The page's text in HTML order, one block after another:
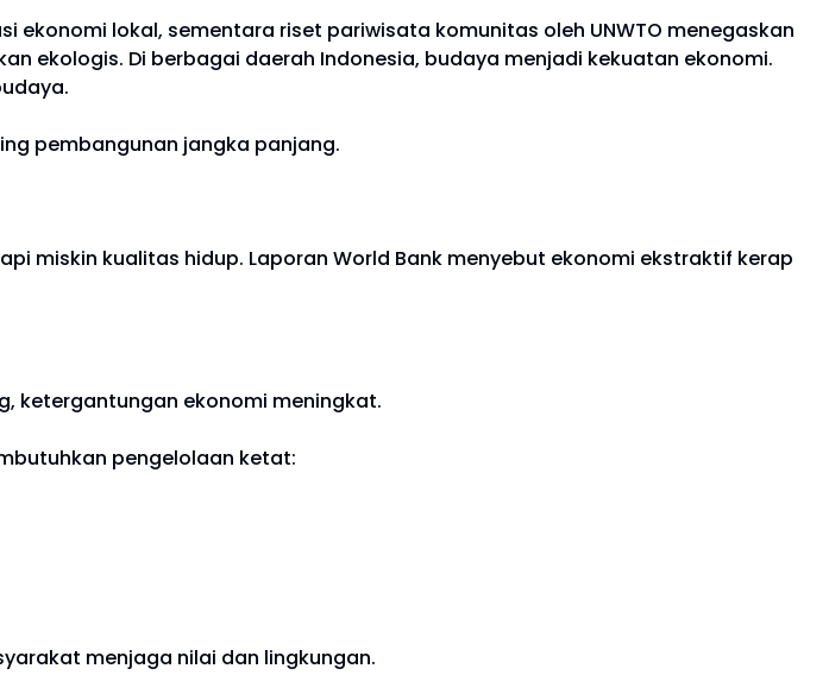
ekonomi lokal, sementara riset pariwisata komunitas oleh UNWTO menegaskan
ekologis. Di berbagai daerah Indonesia, budaya menjadi kekuatan ekonomi.
pembangunan jangka panjang.
miskin kualitas hidup. Laporan World Bank menyebut ekonomi ekstraktif kerap
ketergantungan ekonomi meningkat.
pengelolaan ketat:
menjaga nilai dan lingkungan.